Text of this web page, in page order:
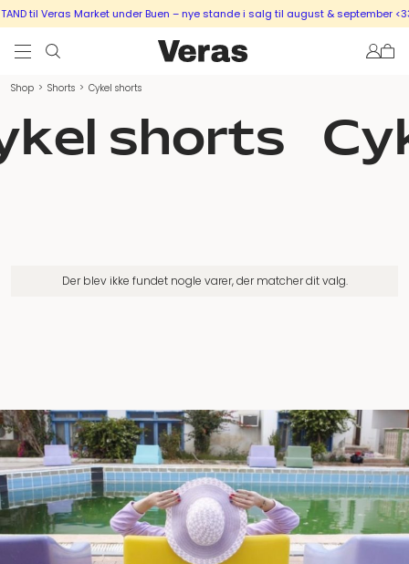
til Veras Market under Buen – nye stande i salg til august & september
Shop > Shorts > Cykel shorts
shorts
Der blev ikke fundet nogle varer, der matcher dit valg.